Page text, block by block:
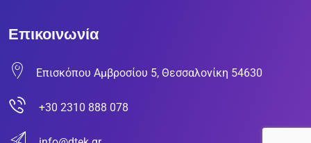
Επικοινωνία
Επισκόπου Αμβροσίου 5, Θεσσαλονίκη 54630
+30 2310 888 078